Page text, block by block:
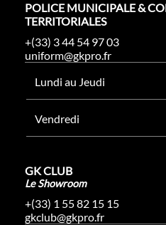
POLICE MUNICIPALE &
TERRITORIALES
+(33) 3 44 54 97 03
uniform@gkpro.fr
Lundi au Jeudi
Vendredi
GK CLUB
Le Showroom
+(33) 1 55 82 15 15
gkclub@gkpro.fr